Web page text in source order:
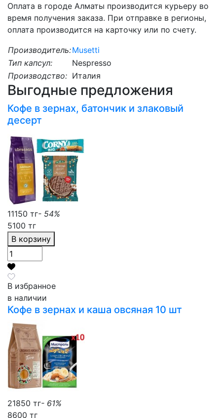
Оплата в городе Алматы производится курьеру во
время получения заказа. При отправке в регионы,
оплата производится на карточку или по счету.
Производитель:Musetti
Тип капсул:
Nespresso
Производство: Италия
Выгодные предложения
Кофе в зернах, батончик и злаковый
десерт
11150 тг- 54%
5100 тг
В корзину
В избранное
в наличии
Кофе в зернах и каша овсяная 10 шт
21850 тг- 61%
8600 тг